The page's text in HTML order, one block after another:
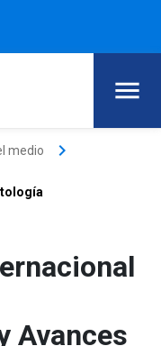
medio keyboard_arrow_right
Avances